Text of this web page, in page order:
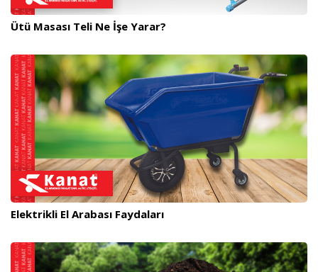
Ütü Masası Teli Ne İşe Yarar?
Elektrikli El Arabası Faydaları